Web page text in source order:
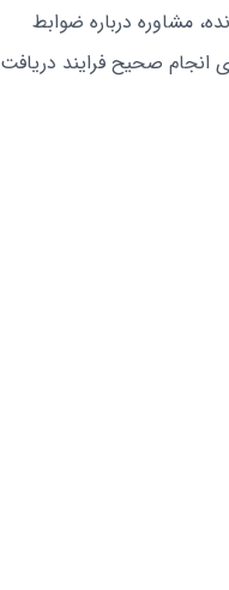
مشاوره درباره ضوابط
صحیح فرایند دریافت